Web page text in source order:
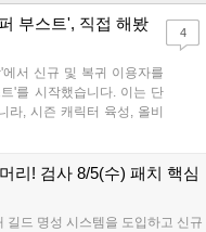
부스트', 직접 해봤
서 신규 및 복귀 이용자를
'를 시작했습니다. 이는 단
라, 시즌 캐릭터 육성, 올비
행 등 4단계 과정을 통해
장비와 검은별 무기, 카라
진입할 수 있습니다....
4
리! 검사 8/5(수) 패치 핵심
길드 명성 시스템을 도입하고 신규